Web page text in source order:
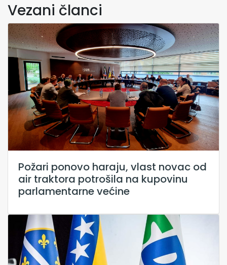
Vezani članci
Požari ponovo haraju, vlast novac od
air traktora potrošila na kupovinu
parlamentarne većine